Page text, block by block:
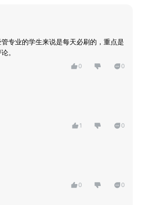
，对重磅财经事件进行解读，与你分享投
专业的学生来说是每天必刷的，重点是
。
0 0
1 0
0 0